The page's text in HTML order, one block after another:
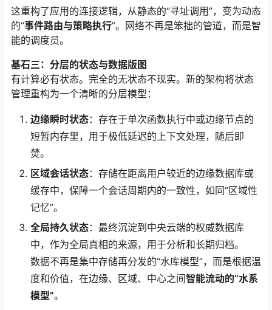
这重构了应用的连接逻辑，从静态的“寻址调用”，变为动态
的“事件路由与策略执行”。网络不再是笨拙的管道，而是智
能的调度员。
基石三：分层的状态与数据版图
有计算必有状态。完全的无状态不现实。新的架构将状态
管理重构为一个清晰的分层模型：
边缘瞬时状态：存在于单次函数执行中或边缘节点的
短暂内存里，用于极低延迟的上下文处理，随后即
焚。
区域会话状态：存储在距离用户较近的边缘数据库或
缓存中，保障一个会话周期内的一致性，如同“区域性
记忆”。
全局持久状态：最终沉淀到中央云端的权威数据库
中，作为全局真相的来源，用于分析和长期归档。
数据不再是集中存储再分发的“水库模型”，而是根据温
度和价值，在边缘、区域、中心之间智能流动的“水系
模型”。